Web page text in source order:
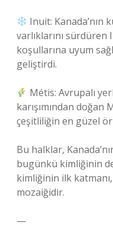
Inuit: Kanada’nın
varlıklarını
koşullarına uyum
geliştirdi.
Métis: Avrupalı
karışımından
çeşitliliğin en güzel
Bu halklar,
bugünkü kimliğinin de
kimliğinin ilk
mozaiğidir.
—